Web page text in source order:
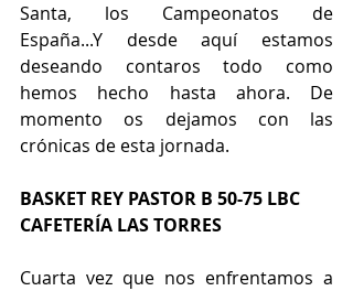
Santa, los Campeonatos de
España...Y desde aquí estamos
deseando contaros todo como
hemos hecho hasta ahora. De
momento os dejamos con las
crónicas de esta jornada.
BASKET REY PASTOR B 50-75 LBC
CAFETERÍA LAS TORRES
Cuarta vez que nos enfrentamos a